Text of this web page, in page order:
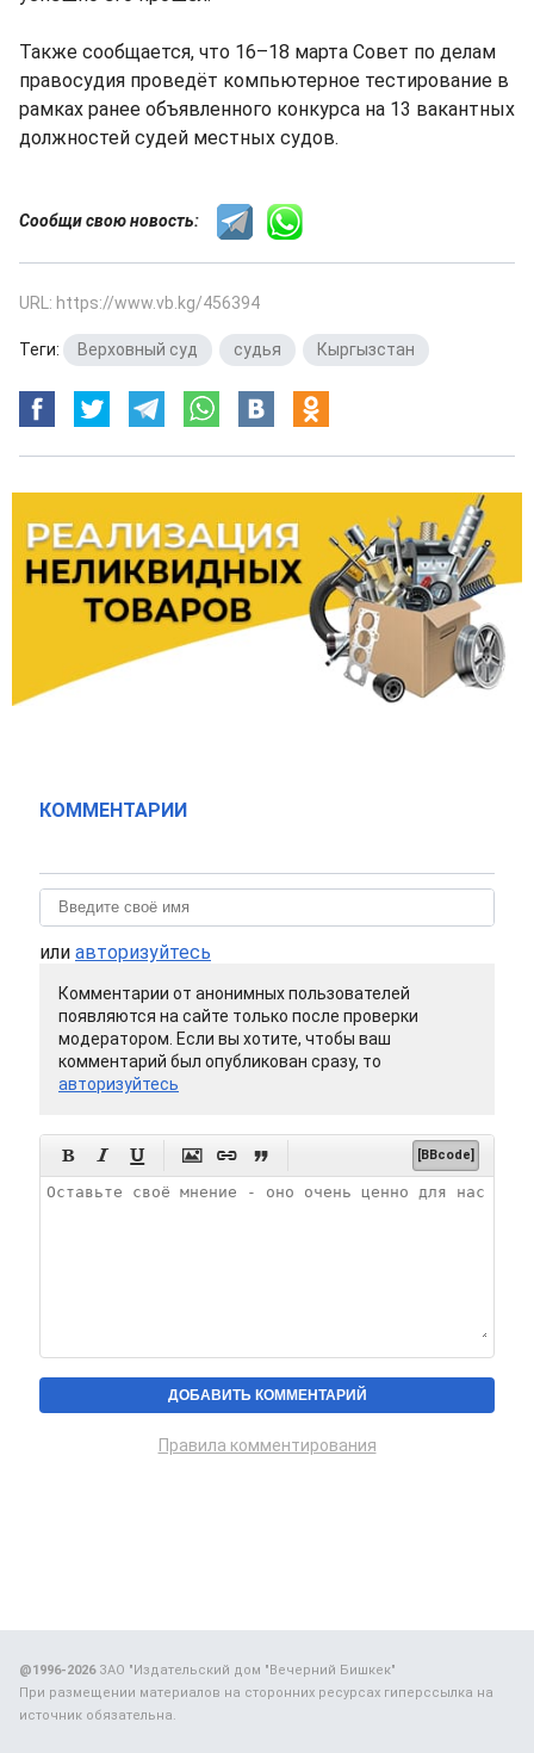
Также сообщается, что 16–18 марта Совет по делам
правосудия проведёт компьютерное тестирование в
рамках ранее объявленного конкурса на 13 вакантных
должностей судей местных судов.
Сообщи свою новость:
URL: https://www.vb.kg/456394
Теги: Верховный суд судья Кыргызстан
КОММЕНТАРИИ
или авторизуйтесь
Комментарии от анонимных пользователей
появляются на сайте только после проверки
модератором. Если вы хотите, чтобы ваш
комментарий был опубликован сразу, то
авторизуйтесь
      [BBcode]
Правила комментирования
@1996-2026ЗАО "Издательский дом "Вечерний Бишкек"
При размещении материалов на сторонних ресурсах гиперссылка на
источник обязательна.